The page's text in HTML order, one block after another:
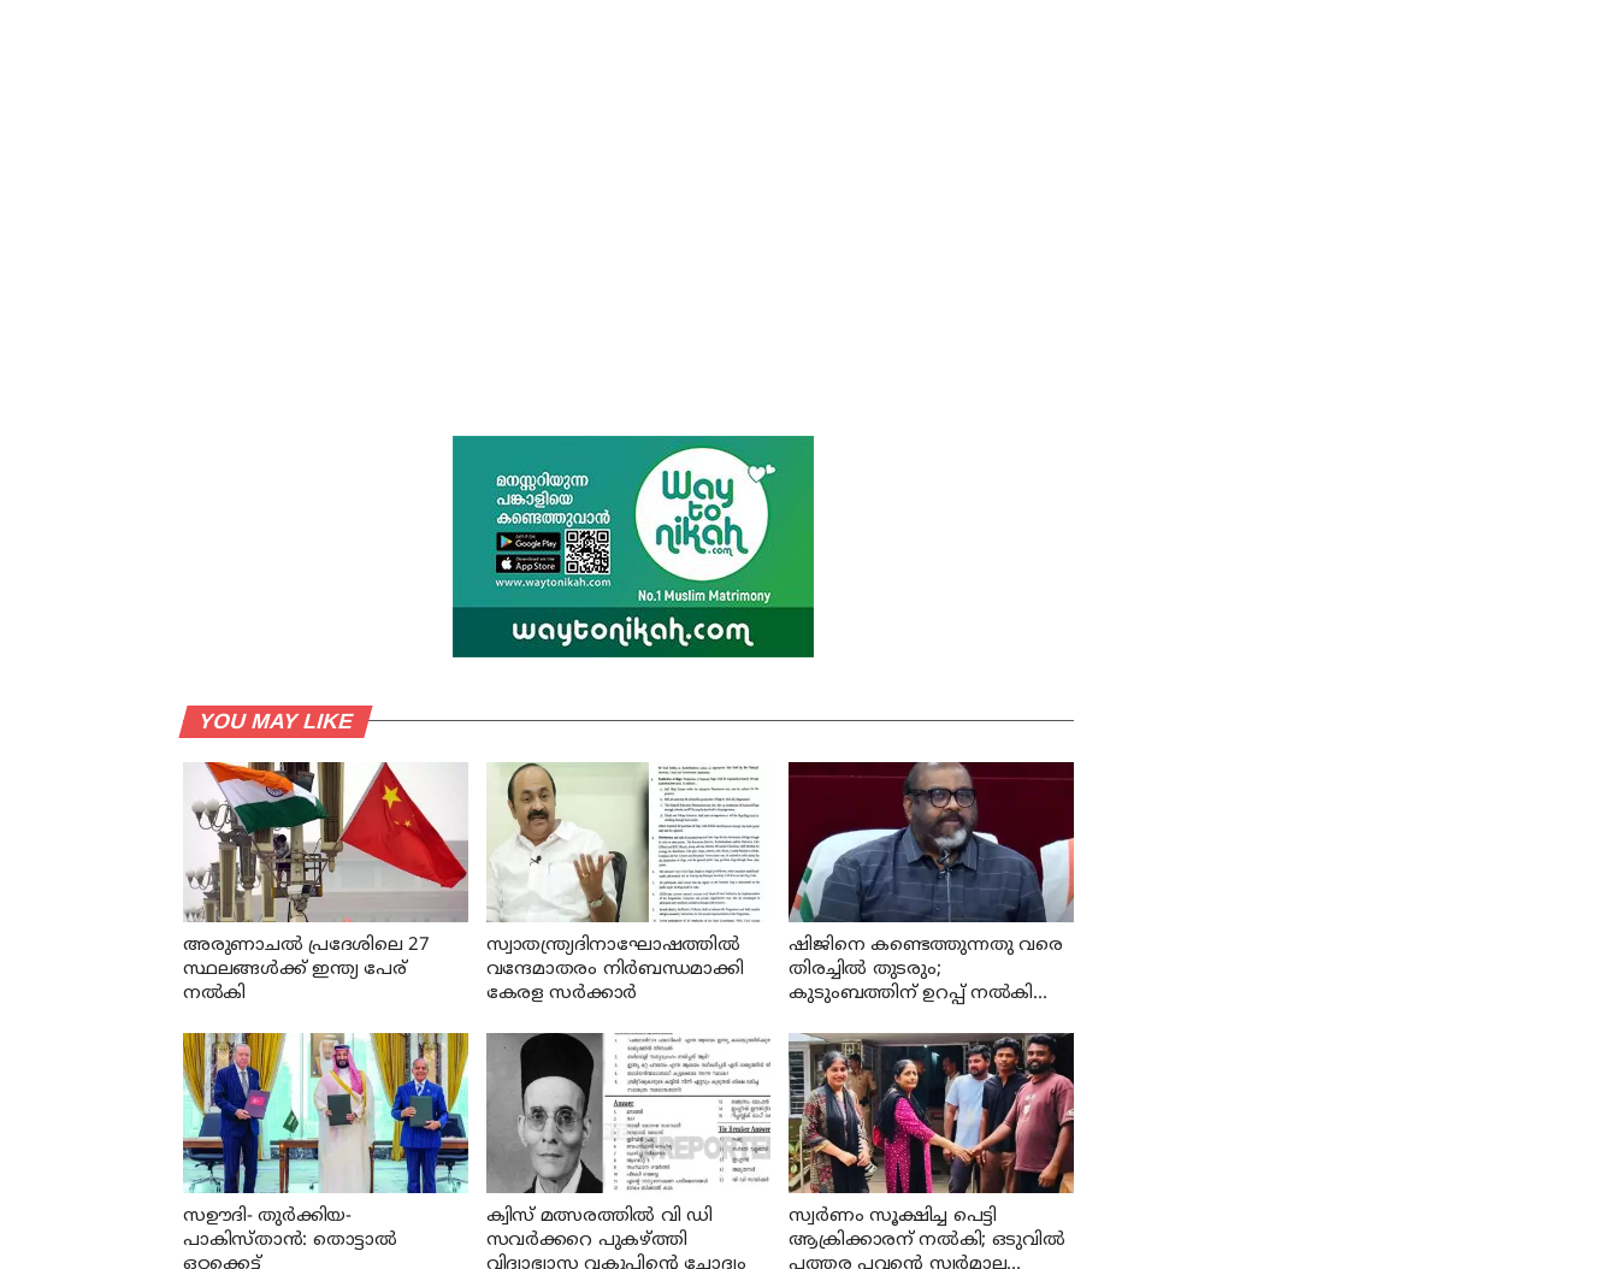
YOU MAY LIKE
അരുണാചല്‍ പ്രദേശിലെ 27
സ്ഥലങ്ങള്‍ക്ക് ഇന്ത്യ പേര്
നല്‍കി
സ്വാതന്ത്ര്യദിനാഘോഷത്തില്‍
വന്ദേമാതരം നിര്‍ബന്ധമാക്കി
കേരള സര്‍ക്കാര്‍
ഷിജിനെ കണ്ടെത്തുന്നതു വരെ
തിരച്ചില്‍ തുടരും;
കുടുംബത്തിന് ഉറപ്പ് നല്‍കി
സഊദി- തുർക്കിയ-
പാകിസ്താൻ: തൊട്ടാൽ
ക്വിസ് മത്സരത്തില്‍ വി ഡി
സവര്‍ക്കറെ പുകഴ്ത്തി
സ്വര്‍ണം സൂക്ഷിച്ച പെട്ടി
ആക്രിക്കാരന് നല്‍കി; ഒടുവില്‍